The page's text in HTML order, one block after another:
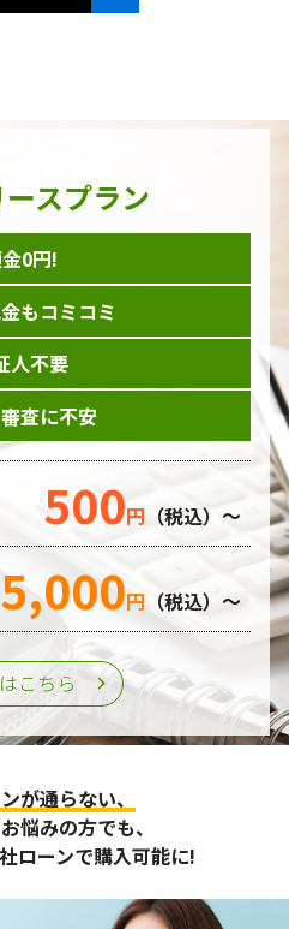
ースプラン
0円!
もコミコミ
人不要
査に不安
500円 （税込）～
円 （税込）～
こちら
が通らない、
悩みの方でも、
ローンで購入可能に!